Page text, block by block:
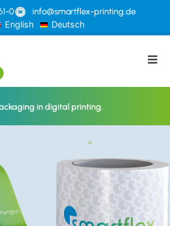
0 info@smartflex-printing.de
English Deutsch
in digital printing.